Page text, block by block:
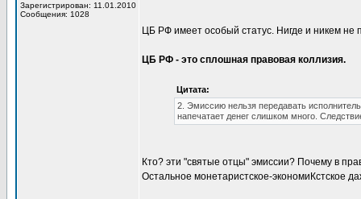
Зарегистрирован: 11.01.2010
Сообщения: 1028
ЦБ РФ имеет особый статус. Нигде и никем не
ЦБ РФ - это сплошная правовая коллизия.
Цитата:
2. Эмиссию нельзя передавать
напечатает денег слишком много.
Кто? эти "святые отцы" эмиссии? Почему в
Остальное монетаристское-экономиКстское